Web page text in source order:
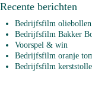
Recente berichten
Bedrijfsfilm oliebollen
Bedrijfsfilm Bakker
Voorspel & win
Bedrijfsfilm oranje
Bedrijfsfilm